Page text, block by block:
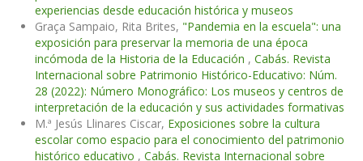
experiencias desde educación histórica y museos
Graça Sampaio, Rita Brites, "Pandemia en la escuela": una
exposición para preservar la memoria de una época
incómoda de la Historia de la Educación , Cabás. Revista
Internacional sobre Patrimonio Histórico-Educativo: Núm.
28 (2022): Número Monográfico: Los museos y centros de
interpretación de la educación y sus actividades formativas
M.ª Jesús Llinares Ciscar, Exposiciones sobre la cultura
escolar como espacio para el conocimiento del patrimonio
histórico educativo , Cabás. Revista Internacional sobre